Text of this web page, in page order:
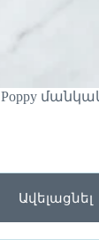
Poppy
Ավելացնել